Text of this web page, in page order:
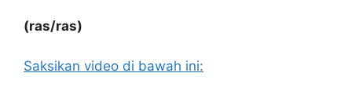
(ras/ras)
Saksikan video di bawah ini: